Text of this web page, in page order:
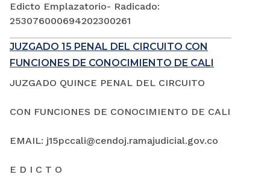
Edicto Emplazatorio- Radicado:
253076000694202300261
JUZGADO 15 PENAL DEL CIRCUITO CON
FUNCIONES DE CONOCIMIENTO DE CALI
JUZGADO QUINCE PENAL DEL CIRCUITO
CON FUNCIONES DE CONOCIMIENTO DE CALI
EMAIL: j15pccali@cendoj.ramajudicial.gov.co
E D I C T O